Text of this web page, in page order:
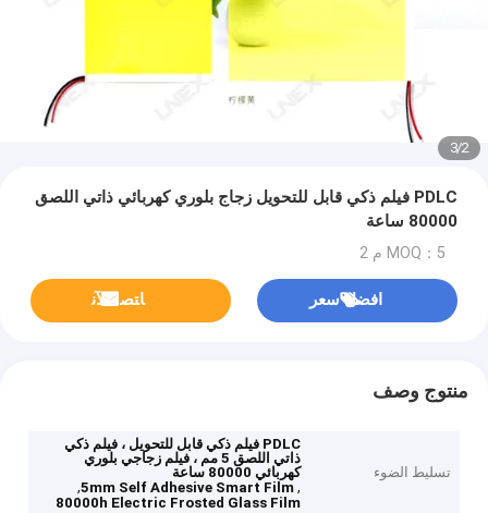
2
/
3
PDLC فيلم ذكي قابل للتحويل زجاج بلوري كهربائي ذاتي اللصق
80000 ساعة
MOQ：5 م 2
افضل سعر ﺎﺘﺼﻟ ﺍﻶﻧ
منتوج وصف
تسليط الضوء
PDLC فيلم ذكي قابل للتحويل ، فيلم ذكي
ذاتي اللصق 5 مم ، فيلم زجاجي بلوري
كهربائي 80000 ساعة
,
5mm Self Adhesive Smart Film
,
80000h Electric Frosted Glass Film